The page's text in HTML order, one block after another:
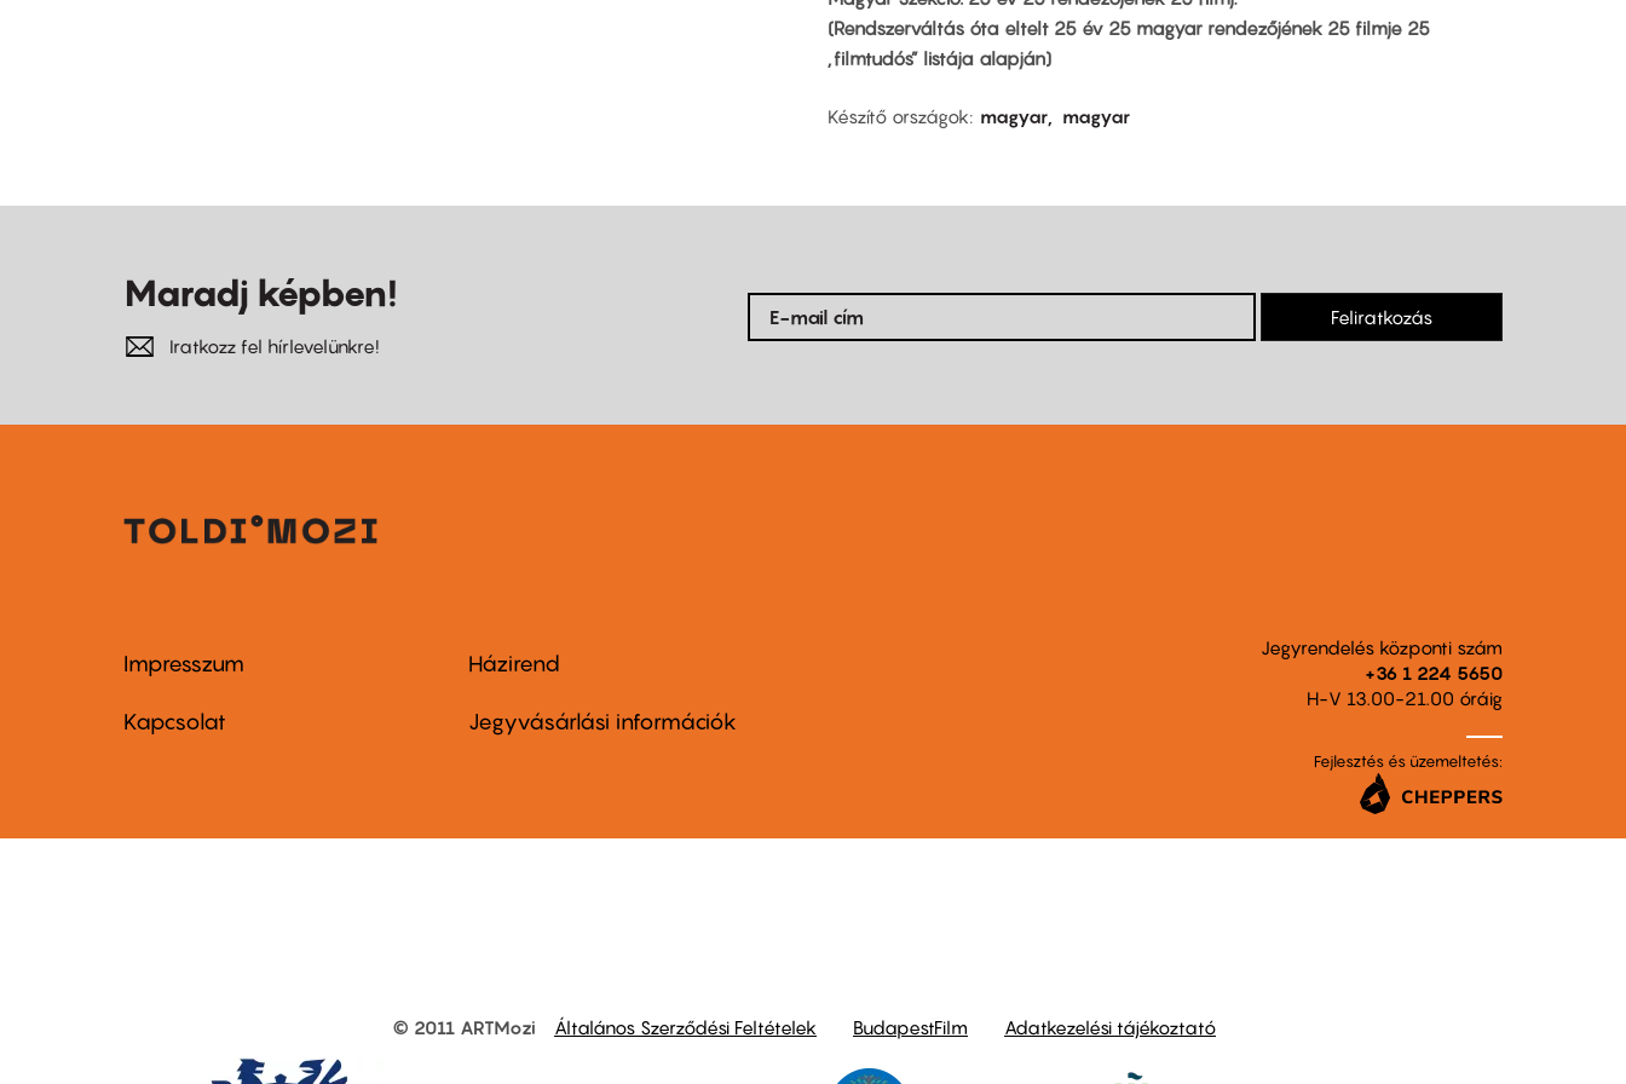
(Rendszerváltás óta eltelt 25 év 25 magyar rendezőjének 25 filmje 25
„filmtudós” listája alapján)
Készítő országok magyar magyar
Maradj képben!
Iratkozz fel hírlevelünkre!
Feliratkozás
Footer
menu
Impresszum
Kapcsolat
Footer
menu
Házirend
Jegyvásárlási információk
Jegyrendelés központi szám
+36 1 224 5650
H-V 13.00-21.00 óráig
Fejlesztés és üzemeltetés:
© 2011 ARTMozi Általános Szerződési Feltételek BudapestFilm Adatkezelési tájékoztató